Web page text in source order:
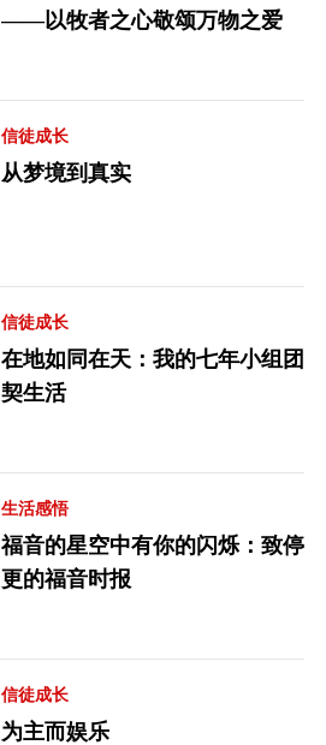
——以牧者之心敬颂万物之爱
信徒成长
从梦境到真实
信徒成长
在地如同在天：我的七年小组团
契生活
生活感悟
福音的星空中有你的闪烁：致停
更的福音时报
信徒成长
为主而娱乐